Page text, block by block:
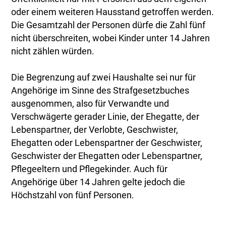
oder einem weiteren Hausstand getroffen werden.
Die Gesamtzahl der Personen dürfe die Zahl fünf
nicht überschreiten, wobei Kinder unter 14 Jahren
nicht zählen würden.
Die Begrenzung auf zwei Haushalte sei nur für
Angehörige im Sinne des Strafgesetzbuches
ausgenommen, also für Verwandte und
Verschwägerte gerader Linie, der Ehegatte, der
Lebenspartner, der Verlobte, Geschwister,
Ehegatten oder Lebenspartner der Geschwister,
Geschwister der Ehegatten oder Lebenspartner,
Pflegeeltern und Pflegekinder. Auch für
Angehörige über 14 Jahren gelte jedoch die
Höchstzahl von fünf Personen.